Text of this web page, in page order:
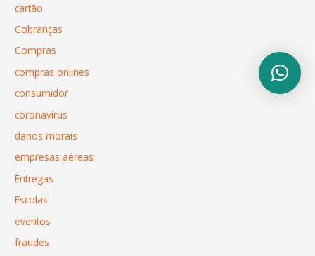
cartão
Cobranças
Compras
compras onlines
consumidor
coronavírus
danos morais
empresas aéreas
Entregas
Escolas
eventos
fraudes